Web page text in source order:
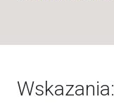
Wskazania: